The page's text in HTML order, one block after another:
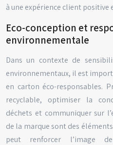
à une expérience client positive
Eco-conception et
environnementale
Dans un contexte de
environnementaux, il est
en carton éco-responsables.
recyclable, optimiser la
déchets et communiquer sur
de la marque sont des
peut renforcer l’image